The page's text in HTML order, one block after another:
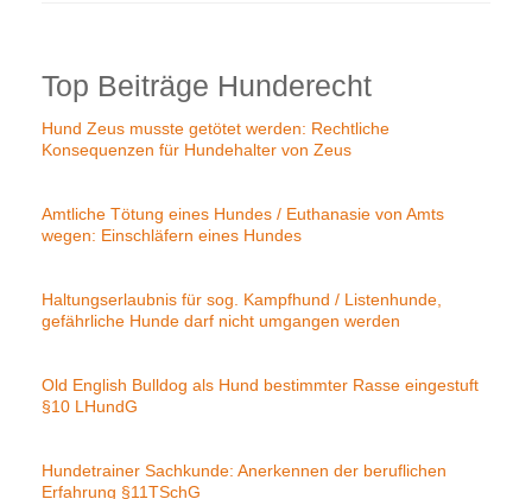
Top Beiträge Hunderecht
Hund Zeus musste getötet werden: Rechtliche
Konsequenzen für Hundehalter von Zeus
Amtliche Tötung eines Hundes / Euthanasie von Amts
wegen: Einschläfern eines Hundes
Haltungserlaubnis für sog. Kampfhund / Listenhunde,
gefährliche Hunde darf nicht umgangen werden
Old English Bulldog als Hund bestimmter Rasse eingestuft
§10 LHundG
Hundetrainer Sachkunde: Anerkennen der beruflichen
Erfahrung §11TSchG